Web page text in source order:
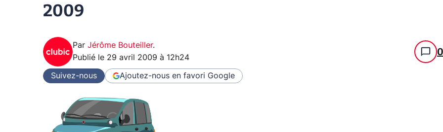
2009
Par Jérôme Bouteiller.
Publié le 29 avril 2009 à 12h24 0
Suivez-nous Ajoutez-nous en favori Google